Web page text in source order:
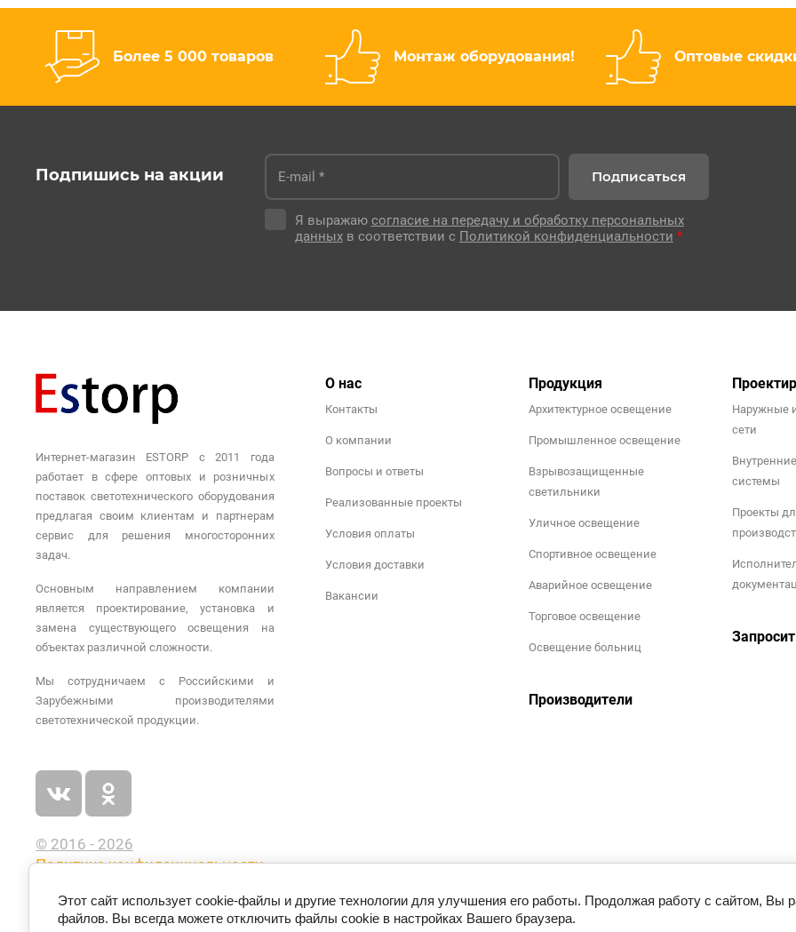
Более 5 000 товаров Монтаж оборудования! Оптовые
Подпишись на акции
Я выражаю согласие на передачу и обработку персональных
данныхв соответствии с Политикой конфиденциальности *
Подписаться
Интернет-магазин ESTORP с 2011 года
работает в сфере оптовых и розничных
поставок светотехнического оборудования
предлагая своим клиентам и партнерам
сервис для решения многосторонних
задач.
Основным направлением компании
является проектирование, установка и
замена существующего освещения на
объектах различной сложности.
Мы сотрудничаем с Российскими и
Зарубежными производителями
светотехнической продукции.
© 2016 - 2026
Политика конфиденциальности
О нас
Контакты
О компании
Вопросы и ответы
Реализованные проекты
Условия оплаты
Условия доставки
Вакансии
Продукция
Архитектурное освещение
Промышленное освещение
Взрывозащищенные
светильники
Уличное освещение
Спортивное освещение
Аварийное освещение
Торговое освещение
Освещение больниц
Производители
Наружные
сети
системы
Проекты
Этот сайт использует cookie-файлы и другие технологии для улучшения его работы. Продолжая работу с сайтом, Вы
файлов. Вы всегда можете отключить файлы cookie в настройках Вашего браузера.